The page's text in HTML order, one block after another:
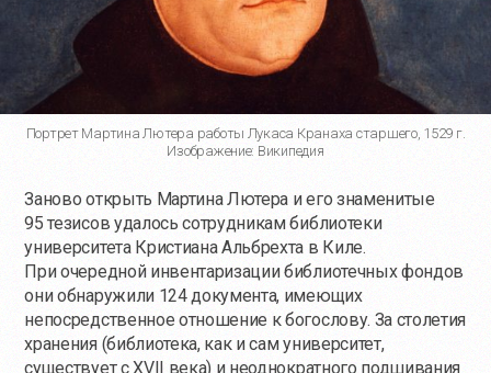
Портрет Мартина Лютера работы Лукаса Кранаха старшего, 1529 г.
Изображение: Википедия
Заново открыть Мартина Лютера и его знаменитые
95 тезисов удалось сотрудникам библиотеки
университета Кристиана Альбрехта в Киле.
При очередной инвентаризации библиотечных фондов
они обнаружили 124 документа, имеющих
непосредственное отношение к богослову. За столетия
хранения (библиотека, как и сам университет,
существует с XVII века) и неоднократного подшивания